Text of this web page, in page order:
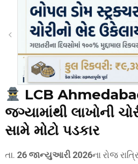
LCB
જગ્યામાંથી લાખોની
સામે મોટો પડકાર
તા. 26 જાન્યુઆરી 2026ના રોજ